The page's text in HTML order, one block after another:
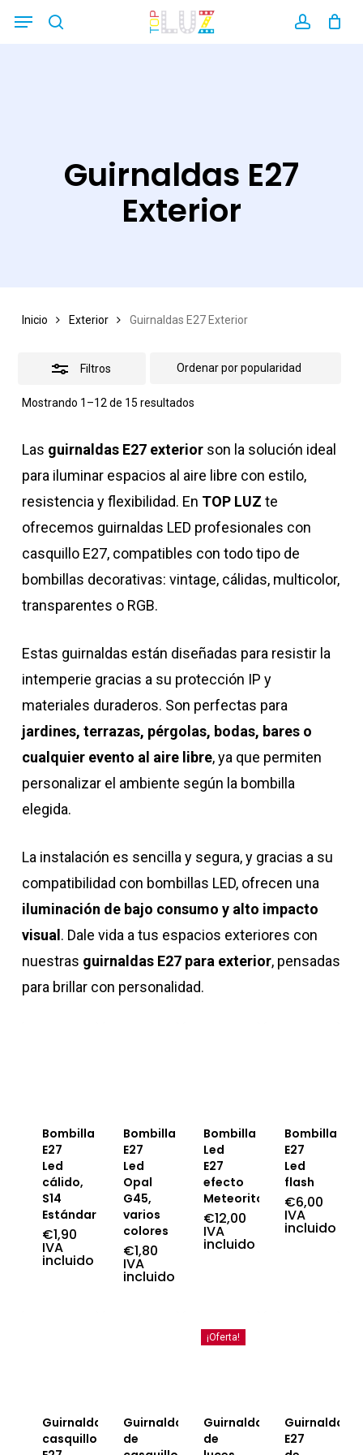
Menu
Guirnaldas E27
Exterior
Inicio Exterior Guirnaldas E27 Exterior
Filtros
Mostrando 1–12 de 15 resultadosOrdenado
Las guirnaldas E27 exteriorson la solución ideal
para iluminar espacios al aire libre con estilo,
resistencia y flexibilidad. En TOP LUZ te
ofrecemos guirnaldas LED profesionales con
casquillo E27, compatibles con todo tipo de
bombillas decorativas: vintage, cálidas, multicolor,
transparentes o RGB.
Estas guirnaldas están diseñadas para resistir la
intemperie gracias a su protección IP y
materiales duraderos. Son perfectas para
jardines, terrazas, pérgolas, bodas, bares o
cualquier evento al aire libre, ya que permiten
personalizar el ambiente según la bombilla
elegida.
La instalación es sencilla y segura, y gracias a su
compatibilidad con bombillas LED, ofrecen una
iluminación de bajo consumo y alto impacto
visual . Dale vida a tus espacios exteriores con
nuestras guirnaldas E27 para exterior, pensadas
para brillar con personalidad.
Bombilla
E27
Led
cálido,
S14
Estándar
€1,90
IVA
incluido
Bombilla
E27
Led
Opal
G45,
varios
colores
€1,80
IVA
incluido
Bombilla
Led
E27
efecto
Meteorito
€12,00
IVA
incluido
Bombilla
E27
Led
flash
€6,00
IVA
incluido
Guirnalda
casquillos
Guirnalda
de
¡Oferta!
Guirnaldas
de
Guirnalda
E27